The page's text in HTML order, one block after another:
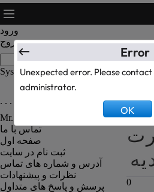
ورود
خروج
System Text Test
0
. . . رزومه کارکنان رستوران . . .
Mr. Kanbiz Administrator
تماس با ما
صفحه اول
ثبت نام در سایت
آدرس و شماره های تماس
نظرات و پیشنهادات
پرسش و پاسخ های متداول
Error
Unexpected error. Please
administrator.
OK